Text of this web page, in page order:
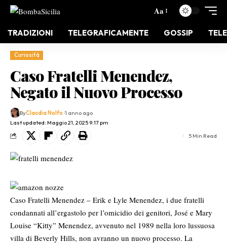
Aa
TRADIZIONI TELEGRAFICAMENTE GOSSIP
Curiosità
Caso Fratelli Menendez,
Negato il Nuovo Processo
Last updated: Maggio 21, 2025 9:17 pm
ByClaudia Nolfo 1 anno ago
5 Min Read
Caso Fratelli Menendez – Erik e Lyle Menendez, i due fratelli
condannati all’ergastolo per l’omicidio dei genitori, José e Mary
Louise “Kitty” Menendez, avvenuto nel 1989 nella loro lussuosa
villa di Beverly Hills, non avranno un nuovo processo. La